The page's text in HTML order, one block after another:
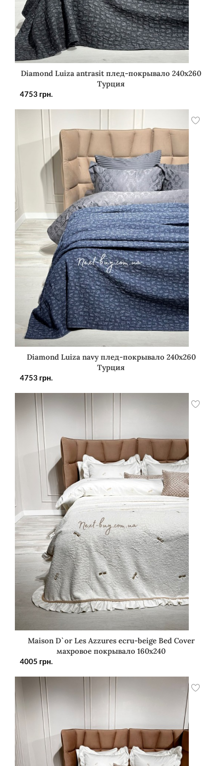
Diamond Luiza antrasit плед-покрывало 240х260
Турция
4753 грн.
Diamond Luiza navy плед-покрывало 240х260
Турция
4753 грн.
Maison D`or Les Azzures ecru-beige Bed Cover
махровое покрывало 160х240
4005 грн.